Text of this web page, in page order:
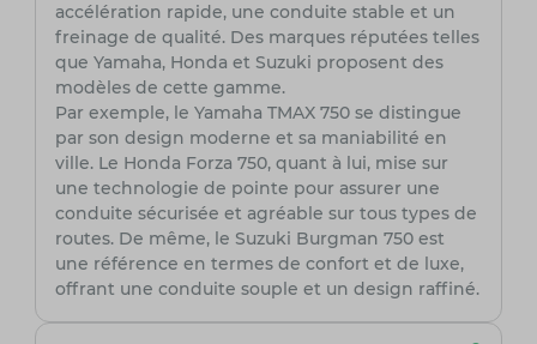
accélération rapide, une conduite stable et un
freinage de qualité. Des marques réputées telles
que Yamaha, Honda et Suzuki proposent des
modèles de cette gamme.
Par exemple, le Yamaha TMAX 750 se distingue
par son design moderne et sa maniabilité en
ville. Le Honda Forza 750, quant à lui, mise sur
une technologie de pointe pour assurer une
conduite sécurisée et agréable sur tous types de
routes. De même, le Suzuki Burgman 750 est
une référence en termes de confort et de luxe,
offrant une conduite souple et un design raffiné.